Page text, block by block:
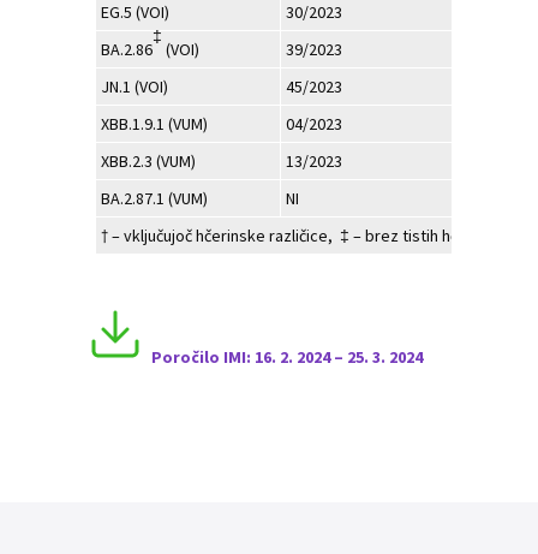
EG.5 (VOI)
30/2023
BA.2.86
‡
(VOI) 39/2023
JN.1 (VOI)
45/2023
XBB.1.9.1 (VUM)
04/2023
XBB.2.3 (VUM)
13/2023
BA.2.87.1 (VUM)
NI
† – vključujoč hčerinske različice, ‡ – brez tistih hčerinskih
Poročilo IMI: 16. 2. 2024 – 25. 3. 2024